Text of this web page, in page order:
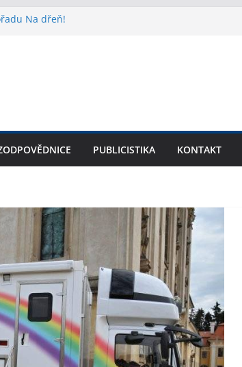
Na dřeň!
PUBLICISTIKA KONTAKT